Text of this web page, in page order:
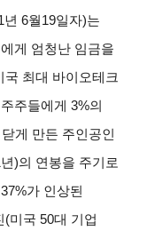
년 6월19일자)는
게 엄청난 임금을
국 최대 바이오테크
주들에게 3%의
게 만든 주인공인
년)의 연봉을 주기로
37%가 인상된
(미국 50대 기업